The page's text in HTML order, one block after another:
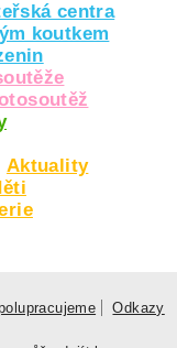
centra
koutkem
Aktuality
Odkazy